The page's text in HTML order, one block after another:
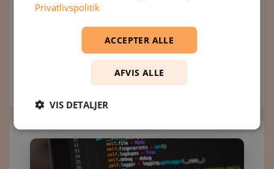
TypeScript 7.0 giver markant hurtigere
type-checking
Privatlivspolitik
ACCEPTER ALLE
AFVIS ALLE
VIS DETALJER